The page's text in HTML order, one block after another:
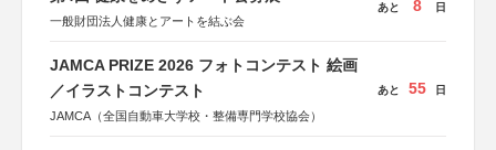
一般財団法人健康とアートを結ぶ会
あと 8 日
JAMCA PRIZE 2026 フォトコンテスト 絵画
／イラストコンテスト
JAMCA（全国自動車大学校・整備専門学校協会）
あと 55 日